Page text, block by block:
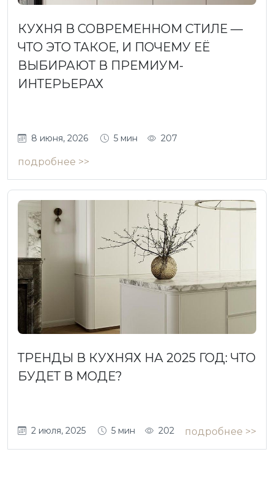
КУХНЯ В СОВРЕМЕННОМ СТИЛЕ —
ЧТО ЭТО ТАКОЕ, И ПОЧЕМУ ЕЁ
ВЫБИРАЮТ В ПРЕМИУМ-
ИНТЕРЬЕРАХ
8 июня, 2026 5 мин 207
подробнее >>
ТРЕНДЫ В КУХНЯХ НА 2025 ГОД: ЧТО
БУДЕТ В МОДЕ?
2 июля, 2025 5 мин 202 подробнее >>